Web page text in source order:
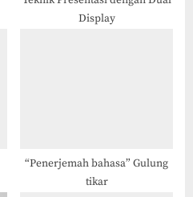
Display
“Penerjemah bahasa” Gulung
tikar